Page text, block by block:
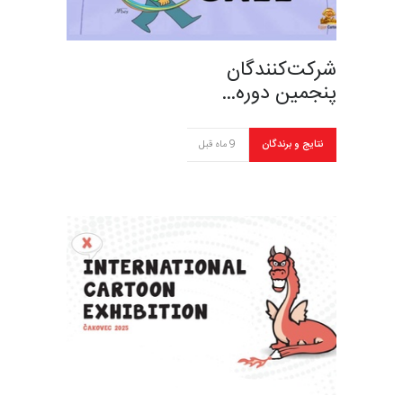
شرکت‌کنندگان
پنجمین دوره…
نتایج و برندگان 9 ماه قبل